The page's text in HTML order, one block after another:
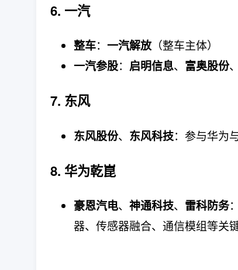
6. 一汽
整车： 一汽解放 （整车主体）
一汽参股： 启明信息、 富奥股份、
7. 东风
东风股份、 东风科技：参与华为
8. 华为乾崑
豪恩汽电、 神通科技、 雷科防务
器、传感器融合、通信模组等关键